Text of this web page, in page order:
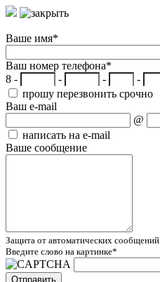
Ваше имя*
Ваш номер телефона*
8 -
- -
-
прошу перезвонить срочно
Ваш e-mail
@
написать на e-mail
Ваше сообщение
Защита от автоматических сообщений
Введите слово на картинке*